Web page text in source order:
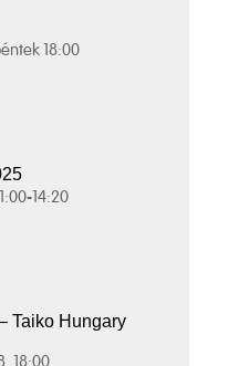
18:00
14:20
Taiko Hungary
18:00